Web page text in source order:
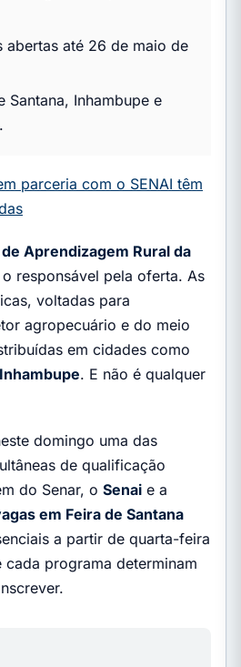
abertas até 26 de maio de
Santana, Inhambupe e
parceria com o SENAI têm
Aprendizagem Rural da
responsável pela oferta. As
voltadas para
agropecuário e do meio
em cidades como
Inhambupe. E não é qualquer
domingo uma das
de qualificação
do Senar, o Senai e a
em Feira de Santana
a partir de quarta-feira
programa determinam